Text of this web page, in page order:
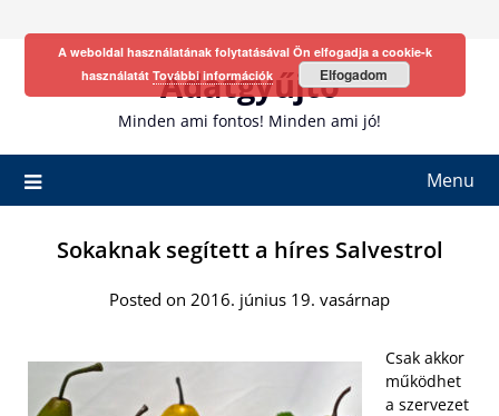
Adatgyűjtő
Minden ami fontos! Minden ami jó!
Menu
Sokaknak segített a híres Salvestrol
Posted on 2016. június 19. vasárnap
Csak akkor
működhet
a szervezet
A weboldal használatának folytatásával Ön elfogadja a cookie-k
használatát További információk Elfogadom